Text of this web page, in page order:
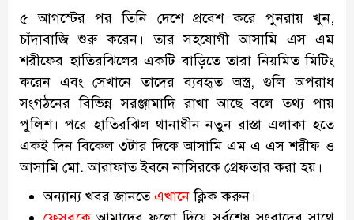
৫ আগস্টের পর তিনি দেশে প্রবেশ করে পুনরায় খুন,
চাঁদাবাজি শুরু করেন। তার সহযোগী আসামি এস এম
শরীফের হাতিরঝিলের একটি বাড়িতে তারা নিয়মিত মিটিং
করেন এবং সেখানে তাদের ব্যবহৃত অস্ত্র, গুলি অপরাধ
সংগঠনের বিভিন্ন সরঞ্জামাদি রাখা আছে বলে তথ্য পায়
পুলিশ। পরে হাতিরঝিল থানাধীন নতুন রাস্তা এলাকা হতে
একই দিন বিকেল ৩টার দিকে আসামি এম এ এস শরীফ ও
আসামি মো. আরাফাত ইবনে নাসিরকে গ্রেফতার করা হয়।
অন্যান্য খবর জানতে এখানে ক্লিক করুন।